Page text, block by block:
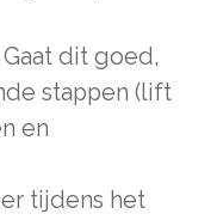
dit goed,
stappen (lift
en
tijdens het